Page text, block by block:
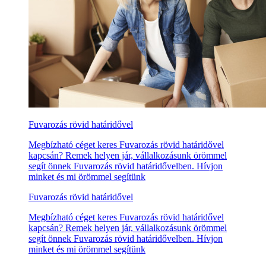
Fuvarozás rövid határidővel
Megbízható céget keres Fuvarozás rövid határidővel
kapcsán? Remek helyen jár, vállalkozásunk örömmel
segít önnek Fuvarozás rövid határidővelben. Hívjon
minket és mi örömmel segítünk
Fuvarozás rövid határidővel
Megbízható céget keres Fuvarozás rövid határidővel
kapcsán? Remek helyen jár, vállalkozásunk örömmel
segít önnek Fuvarozás rövid határidővelben. Hívjon
minket és mi örömmel segítünk